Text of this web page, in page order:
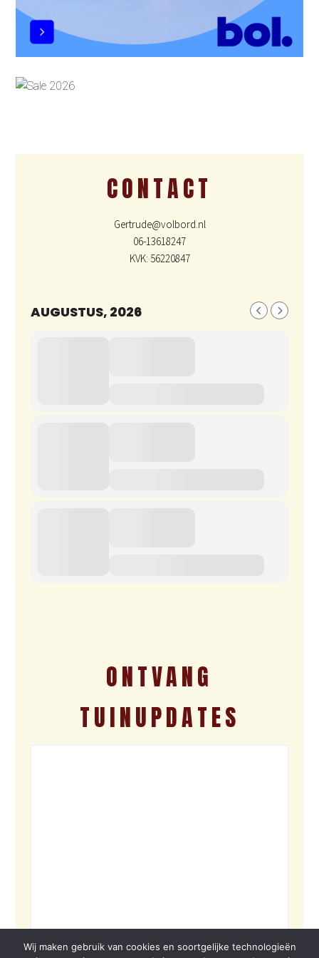
CONTACT
Gertrude@volbord.nl
06-13618247
KVK: 56220847
AUGUSTUS, 2026
ONTVANG
TUINUPDATES
Wij maken gebruik van cookies en soortgelijke technologieën